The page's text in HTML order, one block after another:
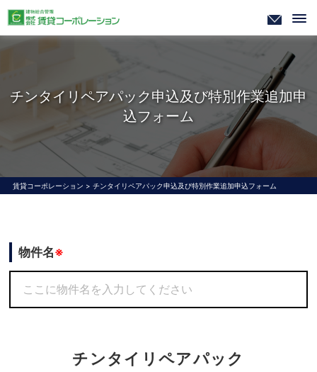
チンタイリペアパック申込及び特別作業追加申
込フォーム
賃貸コーポレーション >チンタイリペアパック申込及び特別作業追加申込フォーム
物件名※
チンタイリペアパック